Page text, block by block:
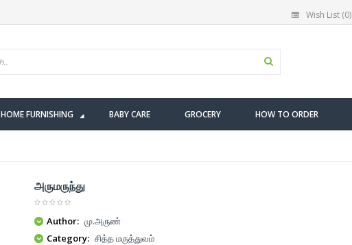
Wish List (0)
HOME FURNISHING BABY CARE GROCERY HOW TO ORDER
அருமருந்து
Author: மு.அருண்
Category: சித்த மருத்துவம்